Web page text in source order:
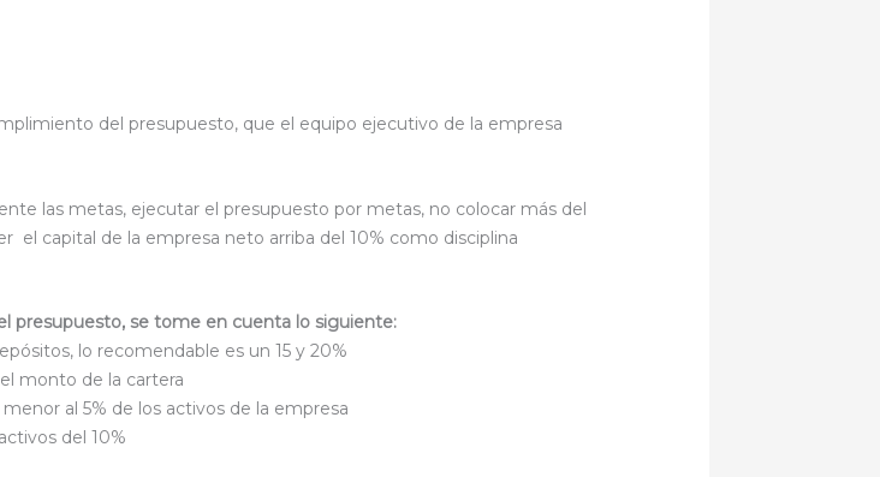
del presupuesto, que el equipo ejecutivo de la empresa
las metas, ejecutar el presupuesto por metas, no colocar más del
el capital de la empresa neto arriba del 10% como disciplina
presupuesto, se tome en cuenta lo siguiente:
lo recomendable es un 15 y 20%
monto de la cartera
al 5% de los activos de la empresa
del 10%